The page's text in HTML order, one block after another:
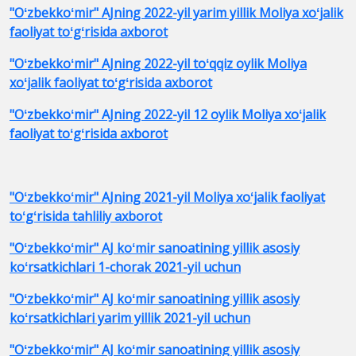
"Oʻzbekkoʻmir" AJning 2022-yil yarim yillik Moliya xoʻjalik
faoliyat toʻgʻrisida axborot
"Oʻzbekkoʻmir" AJning 2022-yil toʻqqiz oylik Moliya
xoʻjalik faoliyat toʻgʻrisida axborot
"Oʻzbekkoʻmir" AJning 2022-yil 12 oylik Moliya xoʻjalik
faoliyat toʻgʻrisida axborot
"Oʻzbekkoʻmir" AJning 2021-yil Moliya xoʻjalik faoliyat
toʻgʻrisida tahliliy axborot
"Oʻzbekkoʻmir" AJ koʻmir sanoatining yillik asosiy
koʻrsatkichlari 1-chorak 2021-yil uchun
"Oʻzbekkoʻmir" AJ koʻmir sanoatining yillik asosiy
koʻrsatkichlari yarim yillik 2021-yil uchun
"Oʻzbekkoʻmir" AJ koʻmir sanoatining yillik asosiy